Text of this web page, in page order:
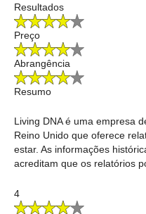
Resultados
Preço
Abrangência
Resumo
Living DNA é uma empresa
Reino Unido que oferece
estar. As informações
acreditam que os relatórios
4